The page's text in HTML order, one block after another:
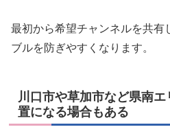
最初から希望チャンネルを共有
ブルを防ぎやすくなります。
川口市や草加市など県南
置になる場合もある